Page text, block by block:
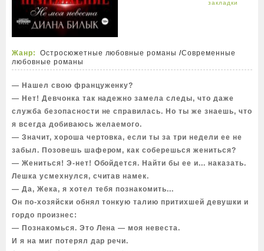
Жанр: Остросюжетные любовные романы /Современные
любовные романы
— Нашел свою француженку?
— Нет! Девчонка так надежно замела следы, что даже
служба безопасности не справилась. Но ты же знаешь, что
я всегда добиваюсь желаемого.
— Значит, хороша чертовка, если ты за три недели ее не
забыл. Позовешь шафером, как соберешься жениться?
— Жениться! Э-нет! Обойдется. Найти бы ее и... наказать.
Лешка усмехнулся, считав намек.
— Да, Жека, я хотел тебя познакомить...
Он по-хозяйски обнял тонкую талию притихшей девушки и
гордо произнес:
— Познакомься. Это Лена — моя невеста.
И я на миг потерял дар речи.